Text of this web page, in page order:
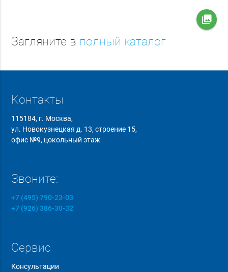
collections
Загляните в полный каталог
Контакты
115184, г. Москва,
ул. Новокузнецкая д. 13, строение 15,
офис №9, цокольный этаж
Звоните:
+7 (495) 790-23-03
+7 (926) 386-30-32
Сервис
Консультации